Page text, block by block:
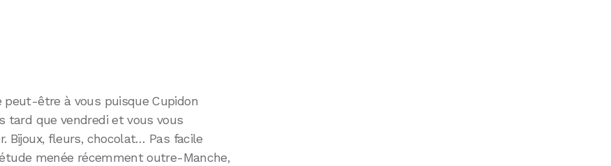
peut-être à vous puisque Cupidon
tard que vendredi et vous vous
Bijoux, fleurs, chocolat… Pas facile
menée récemment outre-Manche,